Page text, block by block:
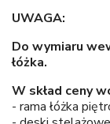
UWAGA:
Do wymiaru
łóżka.
W skład ceny
- rama łóżka